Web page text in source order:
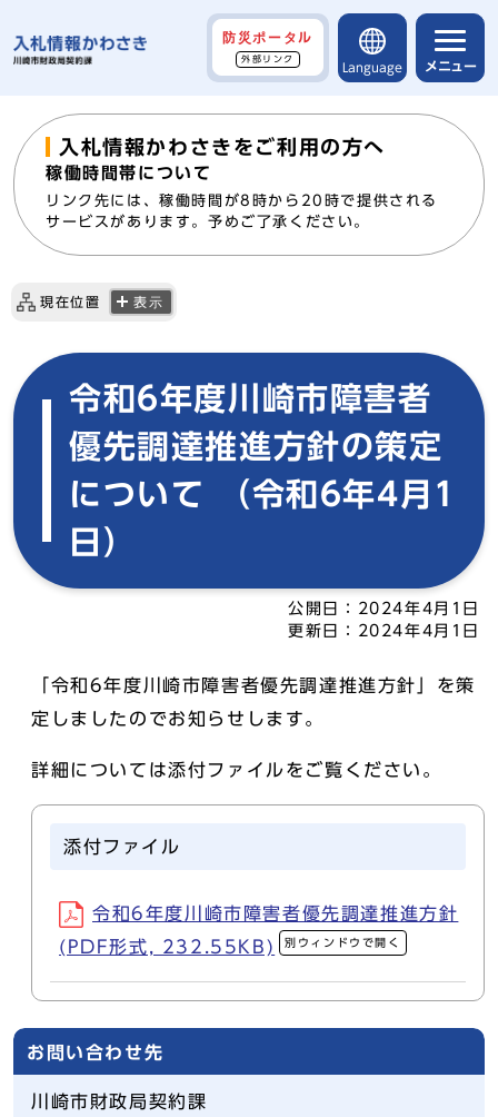
防災ポータル
外部リンク
Language メニュー
入札情報かわさきをご利用の方へ
稼働時間帯について
リンク先には、稼働時間が8時から20時で提供される
サービスがあります。予めご了承ください。
現在位置 表示
令和6年度川崎市障害者
優先調達推進方針の策定
について （令和6年4月1
日）
公開日：
2024年4月1日
更新日：
2024年4月1日
「令和6年度川崎市障害者優先調達推進方針」を策
定しましたのでお知らせします。
詳細については添付ファイルをご覧ください。
添付ファイル
令和6年度川崎市障害者優先調達推進方針
(PDF形式, 232.55KB)
別ウィンドウで開く
お問い合わせ先
川崎市財政局契約課